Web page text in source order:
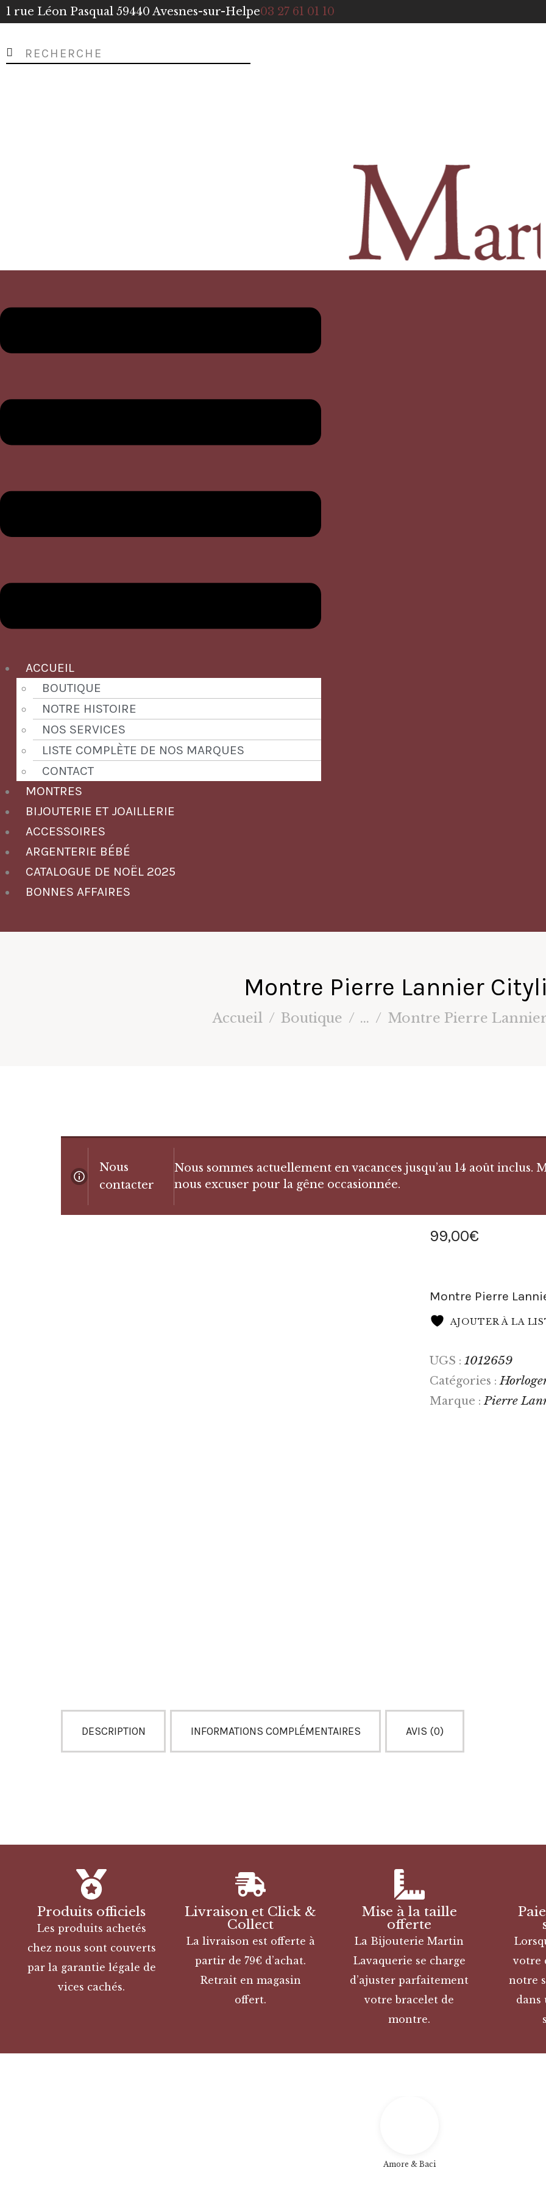
1 rue Léon Pasqual 59440 Avesnes-sur-Helpe03 27 61 01 10
ACCUEIL
BOUTIQUE
NOTRE HISTOIRE
NOS SERVICES
LISTE COMPLÈTE DE NOS MARQUES
CONTACT
MONTRES
BIJOUTERIE ET JOAILLERIE
ACCESSOIRES
ARGENTERIE BÉBÉ
CATALOGUE DE NOËL 2025
BONNES AFFAIRES
Montre Pierre Lannier
Accueil Boutique ... Montre Pierre
Nous
contacter
Nous sommes actuellement en vacances jusqu’au 14 août
nous excuser pour la gêne occasionnée.
99,00€
Montre Pierre
AJOUTER À LA
UGS : 1012659
Catégories :
Marque :Pierre
DESCRIPTION INFORMATIONS COMPLÉMENTAIRES AVIS (0)
Produits officiels
Les produits achetés
chez nous sont couverts
par la garantie légale de
vices cachés.
Livraison et Click &
Collect
La livraison est offerte à
partir de 79€ d’achat.
Retrait en magasin
offert.
Mise à la taille
offerte
La Bijouterie Martin
Lavaquerie se charge
d’ajuster parfaitement
votre bracelet de
montre.
votre
notre
dans
Amore & Baci